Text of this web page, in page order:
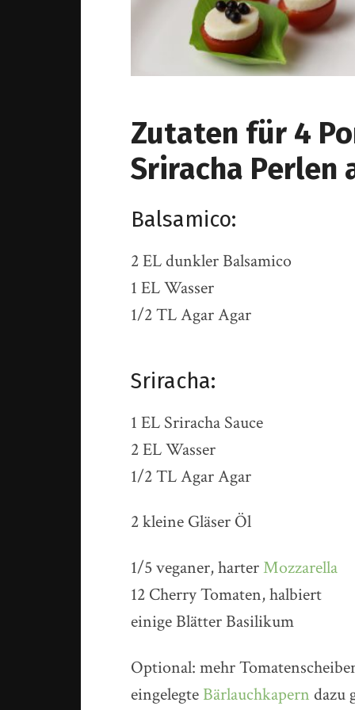
Zutaten für 4
Sriracha Perlen
Balsamico:
2 EL dunkler Balsamico
1 EL Wasser
1/2 TL Agar Agar
Sriracha:
1 EL Sriracha Sauce
2 EL Wasser
1/2 TL Agar Agar
2 kleine Gläser Öl
1/5 veganer, harterMozzarella
12 Cherry Tomaten, halbiert
einige Blätter Basilikum
Optional: mehr
eingelegte Bärlauchkapern dazu